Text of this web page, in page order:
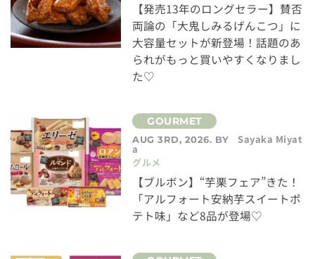
【発売13年のロングセラー】賛否
両論の「大鬼しみるげんこつ」に
大容量セットが新登場！話題のあ
られがもっと買いやすくなりまし
た♡
AUG 3RD, 2026. BY Sayaka Miyat
a
グルメ
【ブルボン】“芋栗フェア”きた！
「アルフォート安納芋スイートポ
テト味」など8品が登場♡